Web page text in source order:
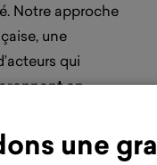
une
Notre approche
une
qui
en
chances d’être